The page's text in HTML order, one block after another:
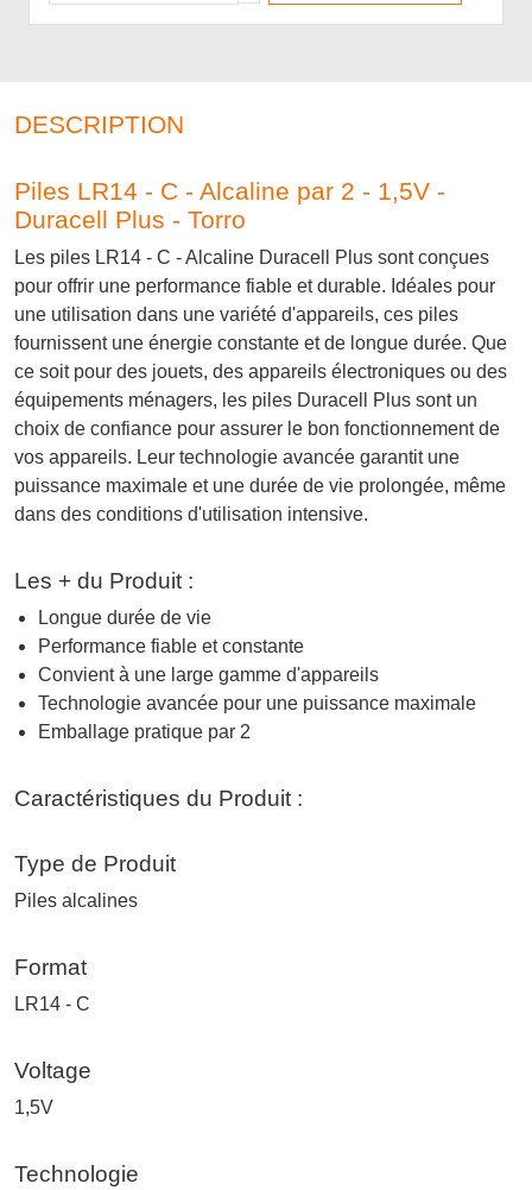
DESCRIPTION
Piles LR14 - C - Alcaline par 2 - 1,5V -
Duracell Plus - Torro
Les piles LR14 - C - Alcaline Duracell Plus sont conçues
pour offrir une performance fiable et durable. Idéales pour
une utilisation dans une variété d'appareils, ces piles
fournissent une énergie constante et de longue durée. Que
ce soit pour des jouets, des appareils électroniques ou des
équipements ménagers, les piles Duracell Plus sont un
choix de confiance pour assurer le bon fonctionnement de
vos appareils. Leur technologie avancée garantit une
puissance maximale et une durée de vie prolongée, même
dans des conditions d'utilisation intensive.
Les + du Produit :
Longue durée de vie
Performance fiable et constante
Convient à une large gamme d'appareils
Technologie avancée pour une puissance maximale
Emballage pratique par 2
Caractéristiques du Produit :
Type de Produit
Piles alcalines
Format
LR14 - C
Voltage
1,5V
Technologie